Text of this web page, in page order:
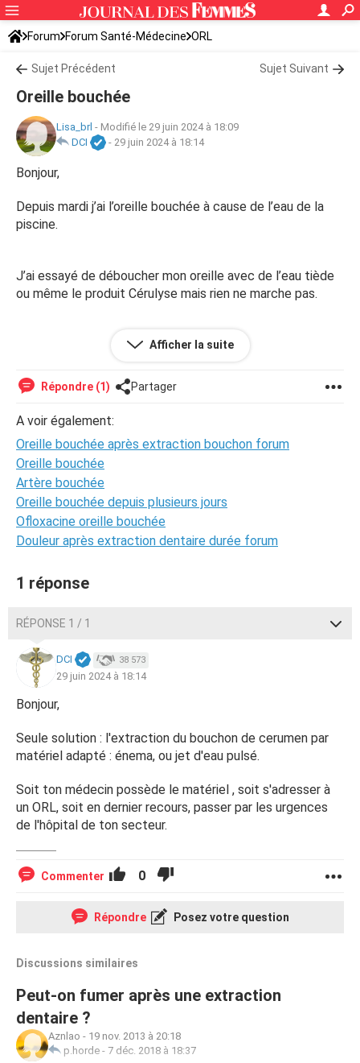
Forum Forum Santé-Médecine ORL
Sujet Précédent Sujet Suivant
Oreille bouchée
Lisa_brl - Modifié le 29 juin 2024 à 18:09
DCI
- 29 juin 2024 à 18:14
Bonjour,
Depuis mardi j’ai l’oreille bouchée à cause de l’eau de la
piscine.
J’ai essayé de déboucher mon oreille avec de l’eau tiède
ou même le produit Cérulyse mais rien ne marche pas.
Avez vous une solution à me proposer ou même un
Merci beaucoup pour votre réponse.
Afficher la suite
Répondre (1) Partager
A voir également:
Oreille bouchée après extraction bouchon forum
Oreille bouchée
Artère bouchée
Oreille bouchée depuis plusieurs jours
Ofloxacine oreille bouchée
Douleur après extraction dentaire durée forum
1 réponse
RÉPONSE 1 / 1
DCI 38 573
29 juin 2024 à 18:14
Bonjour,
Seule solution : l'extraction du bouchon de cerumen par
matériel adapté : énema, ou jet d'eau pulsé.
Soit ton médecin possède le matériel , soit s'adresser à
un ORL, soit en dernier recours, passer par les urgences
de l'hôpital de ton secteur.
Commenter 0
Répondre Posez votre question
Discussions similaires
Peut-on fumer après une extraction
dentaire ?
Aznlao - 19 nov. 2013 à 20:18
p.horde - 7 déc. 2018 à 18:37